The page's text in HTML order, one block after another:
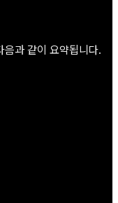
과 같이 요약됩니다.